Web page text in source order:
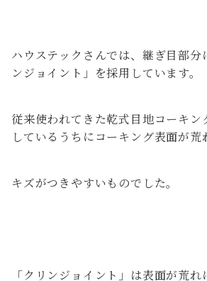
ハウステックさんでは、継ぎ目部分
ンジョイント」を採用しています。
従来使われてきた乾式目地コーキン
しているうちにコーキング表面が荒
キズがつきやすいものでした。
「クリンジョイント」は表面が荒